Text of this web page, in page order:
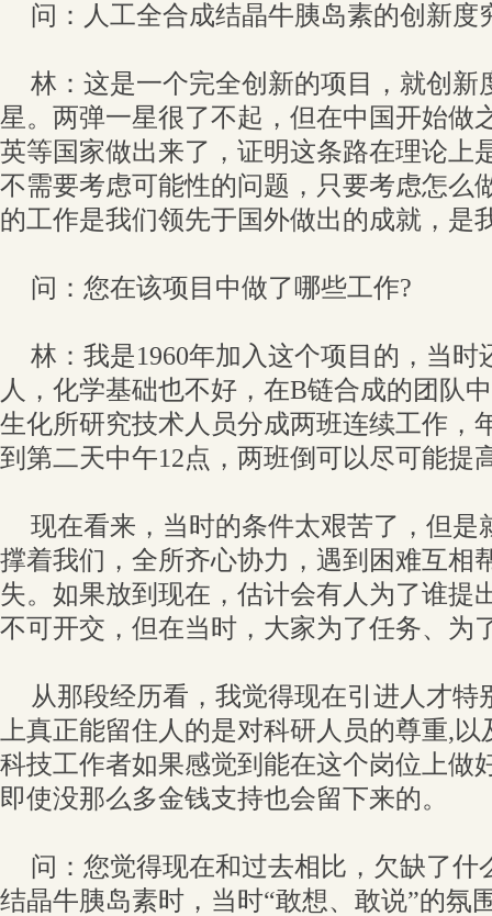
问：人工全合成结晶牛胰岛素的创新度
林：这是一个完全创新的项目，就创新
星。两弹一星很了不起，但在中国开始做
英等国家做出来了，证明这条路在理论上
不需要考虑可能性的问题，只要考虑怎么
的工作是我们领先于国外做出的成就，是
问：您在该项目中做了哪些工作?
林：我是1960年加入这个项目的，当时
人，化学基础也不好，在B链合成的团队
生化所研究技术人员分成两班连续工作，
到第二天中午12点，两班倒可以尽可能提
现在看来，当时的条件太艰苦了，但是
撑着我们，全所齐心协力，遇到困难互相
失。如果放到现在，估计会有人为了谁提
不可开交，但在当时，大家为了任务、为
从那段经历看，我觉得现在引进人才特
上真正能留住人的是对科研人员的尊重,
科技工作者如果感觉到能在这个岗位上做
即使没那么多金钱支持也会留下来的。
问：您觉得现在和过去相比，欠缺了什
结晶牛胰岛素时，当时“敢想、敢说”的氛